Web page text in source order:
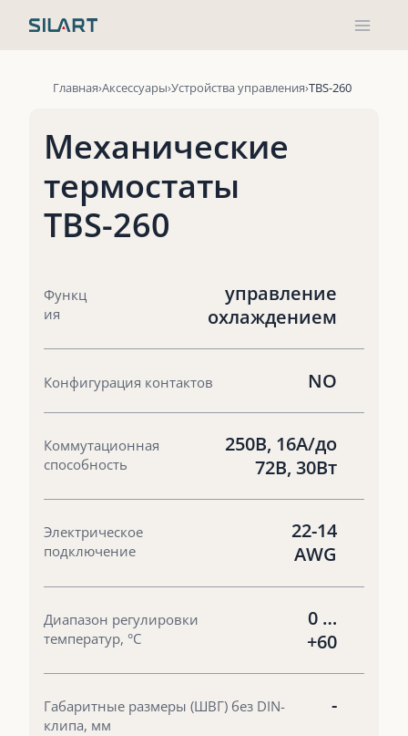
Главная Аксессуары Устройства управления TBS-260
Механические
термостаты
TBS-260
Функц
ия
управление
охлаждением
Конфигурация контактов NO
Коммутационная
способность
250В, 16А/до
72В, 30Вт
Электрическое
подключение
22-14
AWG
Диапазон регулировки
температур, °С
0 …
+60
Габаритные размеры (ШВГ) без DIN-
клипа, мм
-